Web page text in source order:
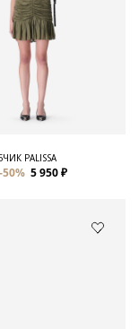
PALISSA
-50% 5 950 ₽